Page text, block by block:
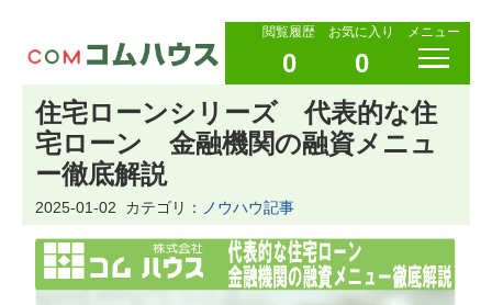
閲覧履歴
0
お気に入り
0
メニュー
住宅ローンシリーズ 代表的な住
宅ローン 金融機関の融資メニュ
ー徹底解説
2025-01-02 カテゴリ： ノウハウ記事